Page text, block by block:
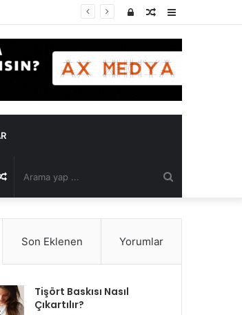
Bölmesi
Rastgele
Makale
Kayıt
Ol
yap
Rastgele
Makale
Son Eklenen Yorumlar
Tişört Baskısı Nasıl
Çıkartılır?